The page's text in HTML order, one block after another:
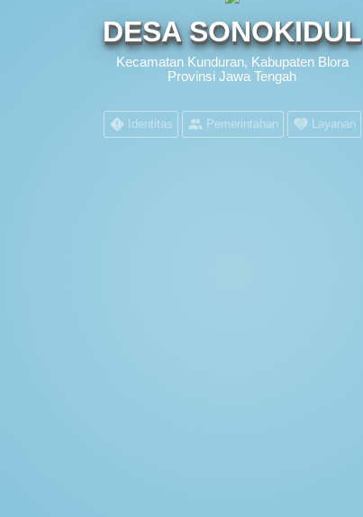
DESA SONOKIDUL
Kecamatan Kunduran, Kabupaten Blora
Provinsi Jawa Tengah
Identitas Pemerintahan Layanan